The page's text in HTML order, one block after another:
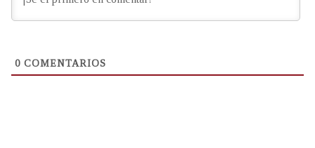
0 COMENTARIOS